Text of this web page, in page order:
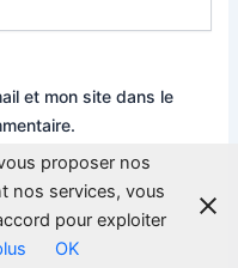
et mon site dans le
proposer nos
nos services, vous
pour exploiter
OK